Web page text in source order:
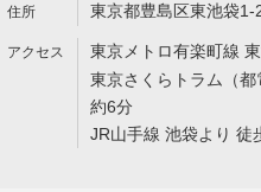
東京都豊島区東池袋
東京メトロ有楽町線
東京さくらトラム（
約6分
JR山手線 池袋より 徒